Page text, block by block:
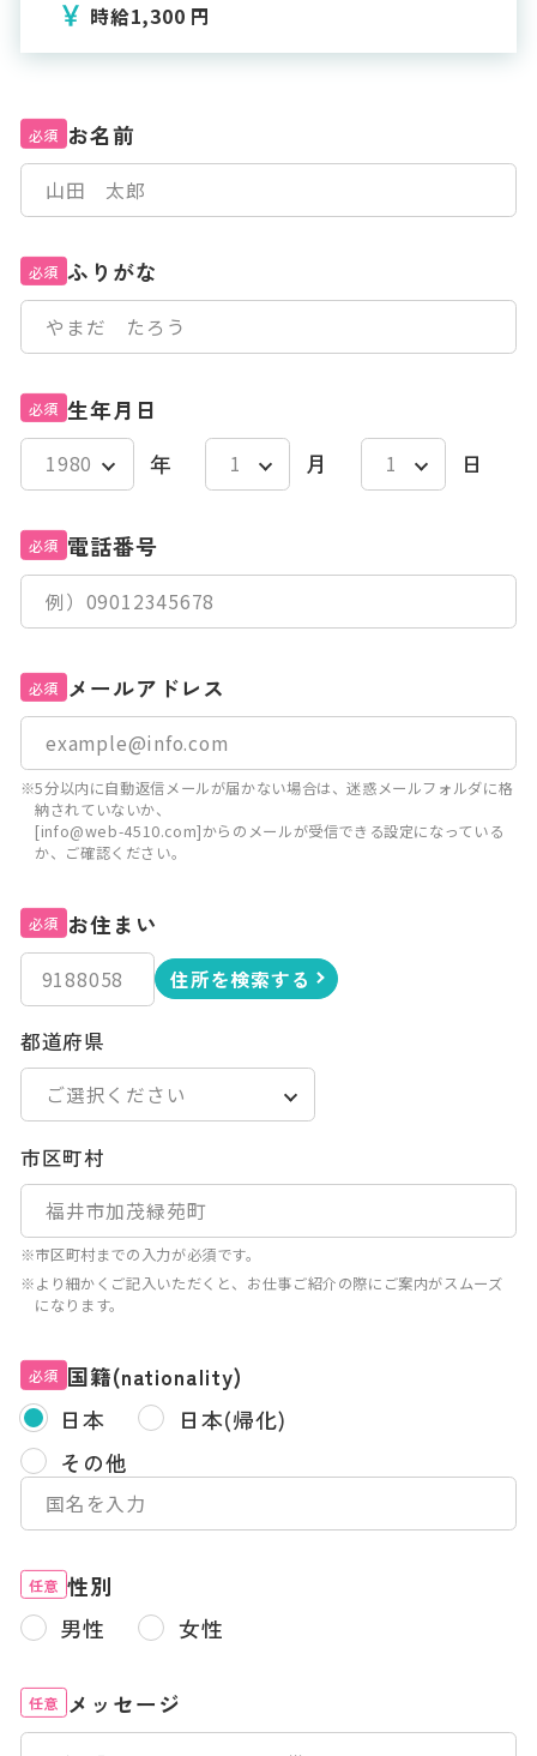
時給1,300 円
必須 お名前
必須 ふりがな
必須 生年月日
年
月 日
必須 電話番号
必須 メールアドレス
※5分以内に自動返信メールが届かない場合は、迷惑メールフォルダに格
納されていないか、
[info@web-4510.com]からのメールが受信できる設定になっている
か、ご確認ください。
必須 お住まい
住所を検索する
都道府県
市区町村
※市区町村までの入力が必須です。
※より細かくご記入いただくと、お仕事ご紹介の際にご案内がスムーズ
になります。
必須 国籍(nationality)
日本
日本(帰化)
その他
任意 性別
男性
女性
任意 メッセージ